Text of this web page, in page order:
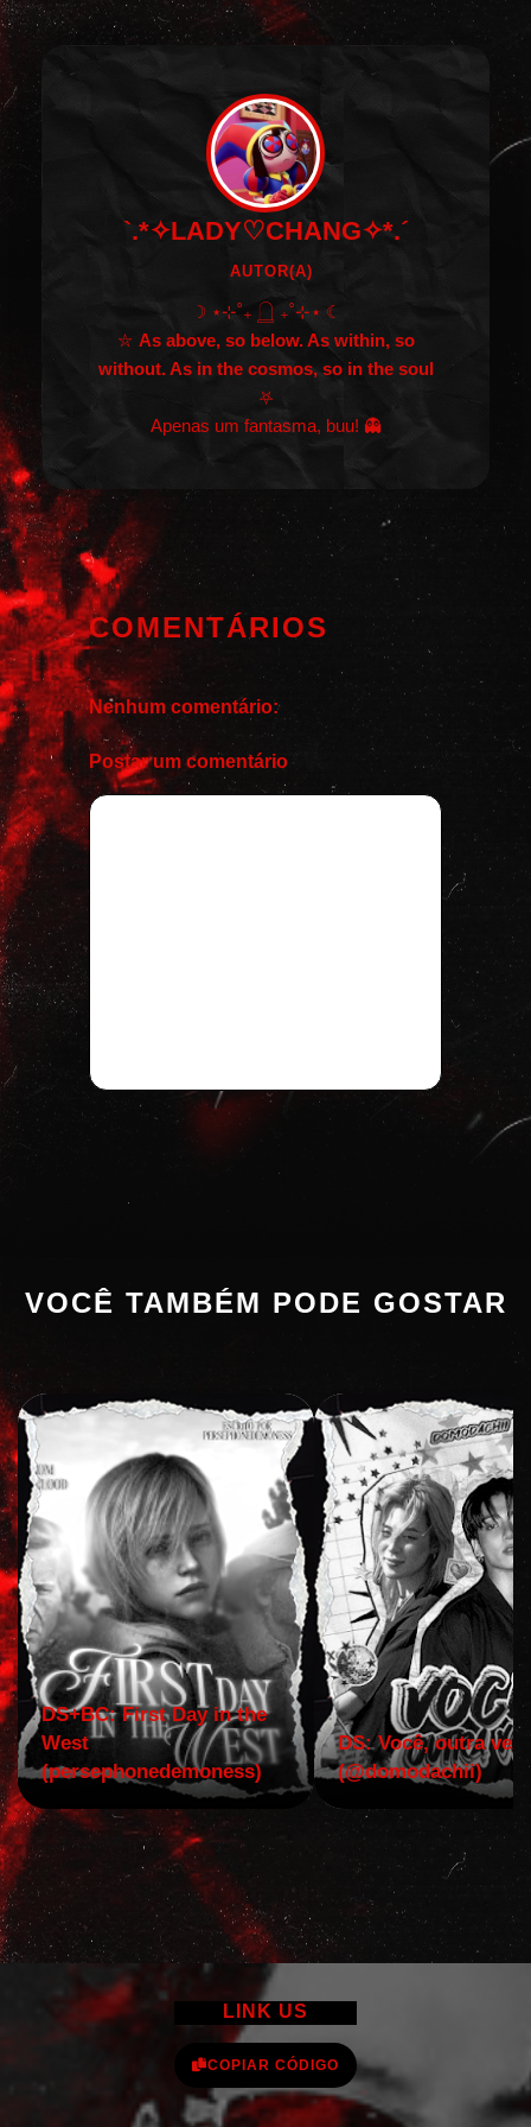
`.*✧LADY♡CHANG✧*.´
AUTOR(A)
☽ ⋆⊹˚₊ 𓉸 ₊˚⊹⋆ ☾
⛦ As above, so below. As within, so
without. As in the cosmos, so in the soul
⛧
Apenas um fantasma, buu! 👻
COMENTÁRIOS
Nenhum comentário:
Postar um comentário
VOCÊ TAMBÉM PODE GOSTAR
DS+BC: First Day in the
West
(persephonedemoness)
DS: Você, outra vez!
(@domodachii)
LINK US
COPIAR CÓDIGO